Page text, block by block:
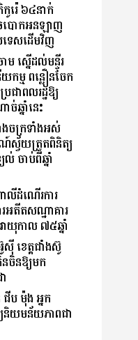
កូរ៉េ ៦៤នាក់
បោកអនឡាញ
េសដើមវិញ
ស្នើដល់មន្ទីរ
កម្ម ពន្លឿនចែក
រជាពលរដ្ឋឱ្យ
ឆ្នាំនេះ
ោងចក្រទាំងអស់
ស្វ័យត្រួតពិនិត្យ
ចាប់ពីឆ្នាំ
ាលីដំណើរការ
តីតសណ្ឋាគារ
យុកាល ៧៥ឆ្នាំ
ខេត្តជាំងស៊ូ
នចិនឱ្យមក
ប ម៉ុង អ្នក
និយមន័យភាពជា